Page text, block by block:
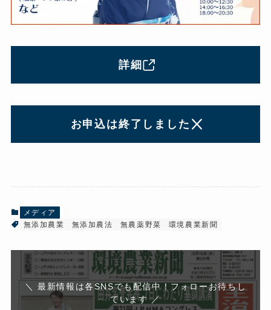
詳細
お申込は終了しました
メディア
無添加農業
無添加農法 無農薬野菜 環境農業新聞
＼ 最新情報は各SNSでも配信中！フォローお待ちし
ています ／